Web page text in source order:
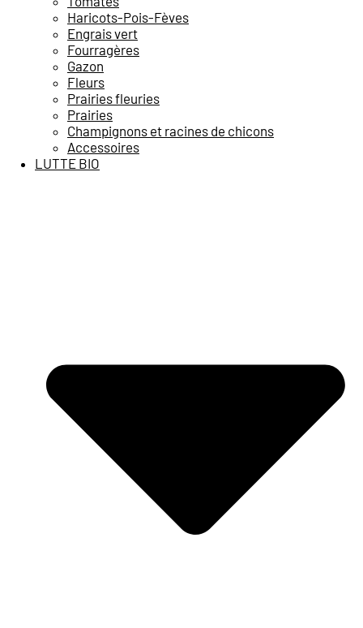
Haricots-Pois-Fèves
Engrais vert
Fourragères
Gazon
Fleurs
Prairies fleuries
Prairies
Champignons et racines de chicons
Accessoires
LUTTE BIO